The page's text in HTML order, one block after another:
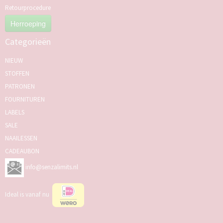
Retourprocedure
Herroeping
Categorieën
NIEUW
STOFFEN
PATRONEN
FOURNITUREN
LABELS
SALE
NAAILESSEN
CADEAUBON
info@senzalimits.nl
Ideal is vanaf nu